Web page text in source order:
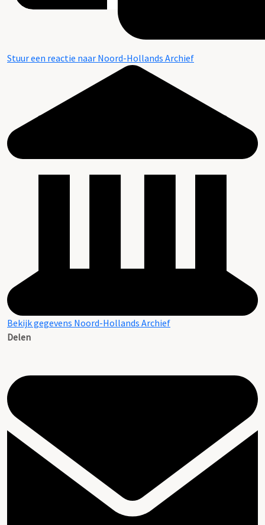
Stuur een reactie naar Noord-Hollands Archief
Bekijk gegevens Noord-Hollands Archief
Delen